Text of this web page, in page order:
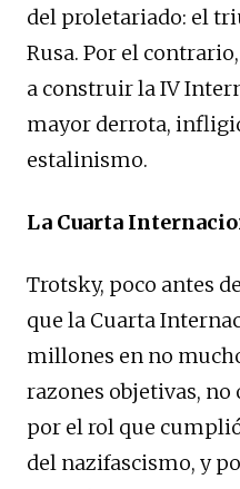
del proletariado: el
Rusa. Por el
a construir la IV
mayor derrota,
estalinismo.
La Cuarta
Trotsky, poco antes
que la Cuarta
millones en no
razones objetivas,
por el rol que
del nazifascismo, y